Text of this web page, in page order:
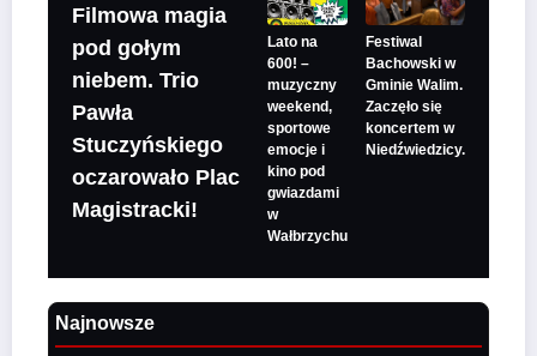
Filmowa magia
pod gołym
niebem. Trio
Pawła
Stuczyńskiego
oczarowało Plac
Magistracki!
Lato na
600! –
muzyczny
weekend,
sportowe
emocje i
kino pod
gwiazdami
w
Wałbrzychu
Festiwal
Bachowski w
Gminie Walim.
Zaczęło się
koncertem w
Niedźwiedzicy.
Najnowsze